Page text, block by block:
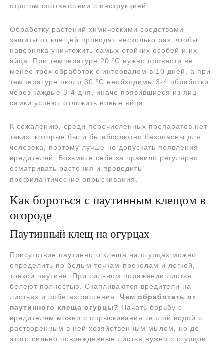
строгом соответствии с инструкцией.
Обработку растений химическими средствами
защиты от клещей проводят несколько раз, чтобы
наверняка уничтожить самых стойких особей и их
яйца. При температуре 20 ºC нужно провести не
менее трех обработок с интервалом в 10 дней, а при
температуре около 30 ºC необходимы 3-4 обработки
через каждые 3-4 дня, иначе появившиеся из яиц
самки успеют отложить новые яйца.
К сожалению, среди перечисленных препаратов нет
таких, которые были бы абсолютно безопасны для
человека, поэтому лучше не допускать появления
вредителей. Возьмите себе за правило регулярно
осматривать растения и проводить
профилактические опрыскивания.
Как бороться с паутинным клещом в
огороде
Паутинный клещ на огурцах
Присутствие паутинного клеща на огурцах можно
определить по белым точкам-проколам и легкой,
тонкой паутине. При сильном поражении листья
белеют полностью. Скапливаются вредители на
листьях и побегах растения. Чем обработать от
паутинного клеща огурцы? Начать борьбу с
вредителем можно с опрыскивания теплой водой с
растворенным в ней хозяйственным мылом, но до
этого сильно поврежденные листья нужно с огурцов